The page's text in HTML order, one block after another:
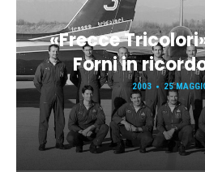
«Frecce
Forni in
2003 25